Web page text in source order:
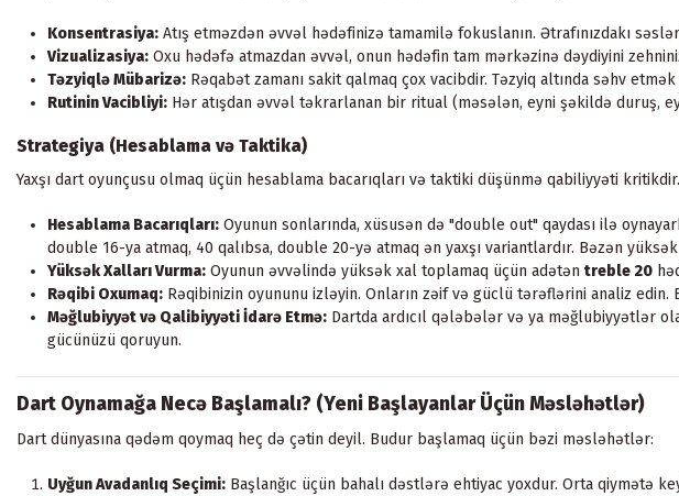
Konsentrasiya: Atış etməzdən əvvəl hədəfinizə tamamilə fokuslanın. Ətrafınızdakı
Vizualizasiya: Oxu hədəfə atmazdan əvvəl, onun hədəfin tam mərkəzinə dəydiyini
Təzyiqlə Mübarizə: Rəqabət zamanı sakit qalmaq çox vacibdir. Təzyiq altında səhv
Rutinin Vacibliyi: Hər atışdan əvvəl təkrarlanan bir ritual (məsələn, eyni şəkildə duruş,
Strategiya (Hesablama və Taktika)
Yaxşı dart oyunçusu olmaq üçün hesablama bacarıqları və taktiki düşünmə qabiliyyəti kritikdir.
Hesablama Bacarıqları: Oyunun sonlarında, xüsusən də "double out" qaydası ilə
double 16-ya atmaq, 40 qalıbsa, double 20-yə atmaq ən yaxşı variantlardır. Bəzən
Yüksək Xalları Vurma: Oyunun əvvəlində yüksək xal toplamaq üçün adətən treble 20
Rəqibi Oxumaq: Rəqibinizin oyununu izləyin. Onların zəif və güclü tərəflərini analiz
Məğlubiyyət və Qalibiyyəti İdarə Etmə: Dartda ardıcıl qələbələr və ya məğlubiyyətlər
gücünüzü qoruyun.
Dart Oynamağa Necə Başlamalı? (Yeni Başlayanlar Üçün Məsləhətlər)
Dart dünyasına qədəm qoymaq heç də çətin deyil. Budur başlamaq üçün bəzi məsləhətlər:
Uyğun Avadanlıq Seçimi: Başlanğıc üçün bahalı dəstlərə ehtiyac yoxdur. Orta qiymətə